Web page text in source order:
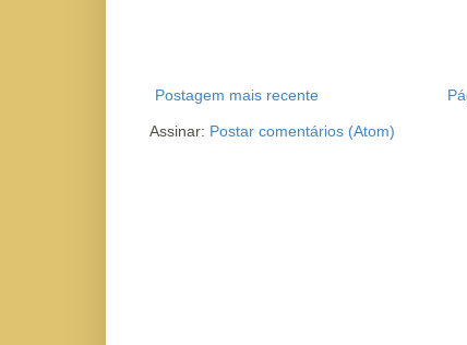
Postagem mais recente
Assinar: Postar comentários (Atom)